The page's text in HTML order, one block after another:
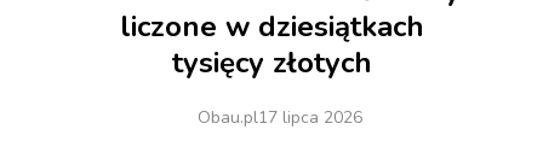
liczone w dziesiątkach
tysięcy złotych
Obau.pl17 lipca 2026